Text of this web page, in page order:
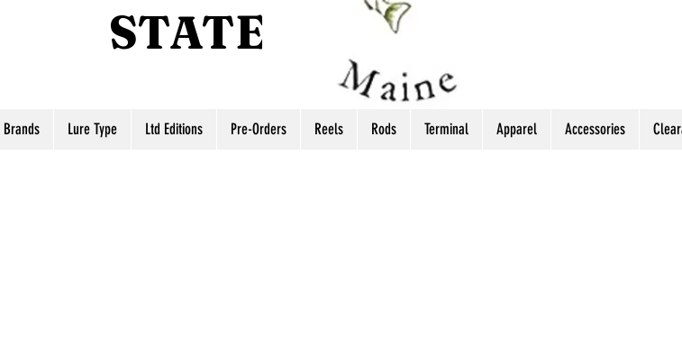
STATE
Brands Lure Type Ltd Editions Pre-Orders Reels Rods Terminal Apparel Accessories